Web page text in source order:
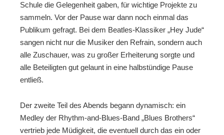
Schule die Gelegenheit gaben, für wichtige Projekte zu
sammeln. Vor der Pause war dann noch einmal das
Publikum gefragt. Bei dem Beatles-Klassiker „Hey Jude“
sangen nicht nur die Musiker den Refrain, sondern auch
alle Zuschauer, was zu großer Erheiterung sorgte und
alle Beteiligten gut gelaunt in eine halbstündige Pause
entließ.
Der zweite Teil des Abends begann dynamisch: ein
Medley der Rhythm-and-Blues-Band „Blues Brothers“
vertrieb jede Müdigkeit, die eventuell durch das ein oder